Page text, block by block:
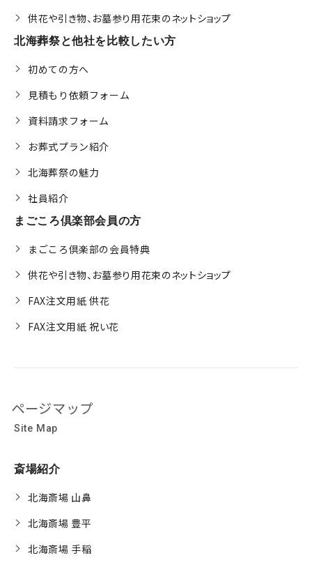
供花や引き物、お墓参り用花束のネットショップ
北海葬祭と他社を比較したい方
初めての方へ
見積もり依頼フォーム
資料請求フォーム
お葬式プラン紹介
北海葬祭の魅力
社員紹介
まごころ倶楽部会員の方
まごころ倶楽部の会員特典
供花や引き物、お墓参り用花束のネットショップ
FAX注文用紙 供花
FAX注文用紙 祝い花
ページマップ
Site Map
斎場紹介
北海斎場 山鼻
北海斎場 豊平
北海斎場 手稲